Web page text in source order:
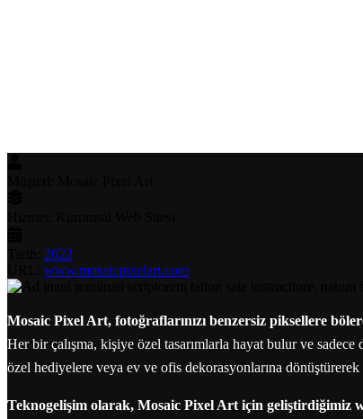
2022
www.mosaicpixelart.com
Mosaic Pixel Art, fotoğraflarınızı benzersiz piksellere
Her bir çalışma, kişiye özel tasarımlarla hayat bulur ve
özel hediyelere veya ev ve ofis dekorasyonlarına
Teknogelişim olarak, Mosaic Pixel Art için geliştirdiğimiz